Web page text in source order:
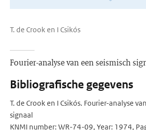
T. de Crook en I Csikós
Fourier-analyse van een seismisch
Bibliografische gegevens
T. de Crook en I Csikós. Fourier-analyse
signaal
KNMI number: WR-74-09, Year: 1974,